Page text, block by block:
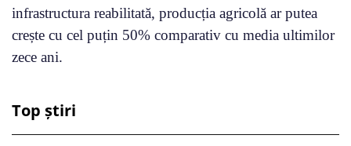
infrastructura reabilitată, producția agricolă ar putea
crește cu cel puțin 50% comparativ cu media ultimilor
zece ani.
Top știri